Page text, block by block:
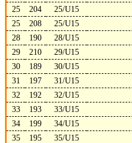
25
204 25/U15
25
208 25/U15
28
190 28/U15
29
210 29/U15
30
189 30/U15
31
197 31/U15
32
192 32/U15
33
193 33/U15
34
199 34/U15
35
195 35/U15